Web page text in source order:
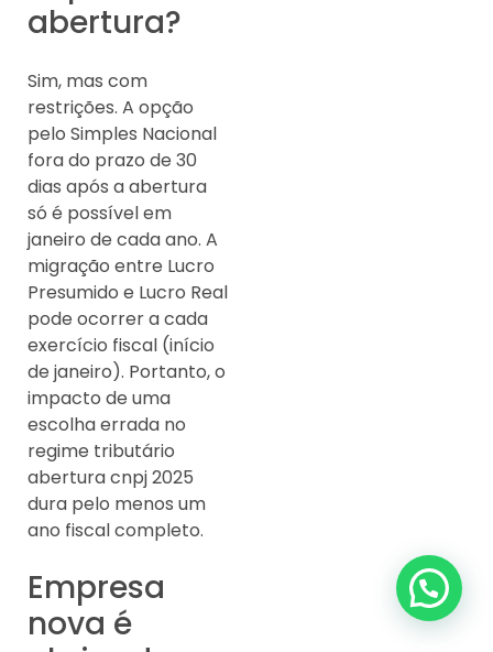
abertura?
Sim, mas com
restrições. A opção
pelo Simples Nacional
fora do prazo de 30
dias após a abertura
só é possível em
janeiro de cada ano. A
migração entre Lucro
Presumido e Lucro Real
pode ocorrer a cada
exercício fiscal (início
de janeiro). Portanto, o
impacto de uma
escolha errada no
regime tributário
abertura cnpj 2025
dura pelo menos um
ano fiscal completo.
Empresa
nova é